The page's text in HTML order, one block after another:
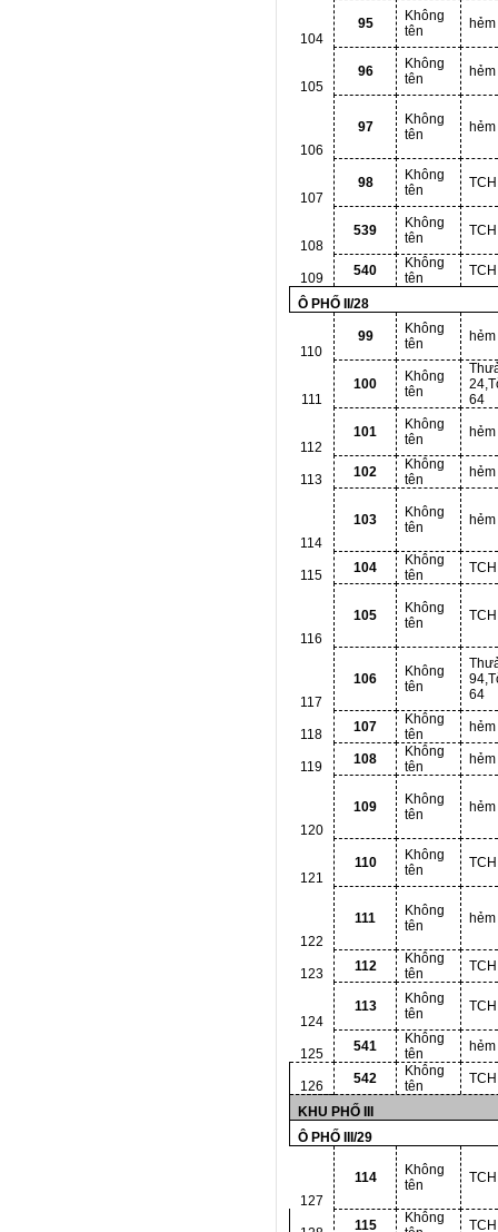
104
95
Không
tên
105
96
Không
tên
106
97
Không
tên
107
98
Không
tên
108
539
Không
tên
109 540
Không
tên
Ô PHỐ II/28
110
99
Không
tên
111
100
Không
tên
64
112
101
Không
tên
113 102
Không
tên
114
103
Không
tên
115 104
Không
tên
116
105
Không
tên
117
106
Không
tên
64
118 107
Không
tên
119 108
Không
tên
120
109
Không
tên
121
110
Không
tên
122
111
Không
tên
123 112
Không
tên
124
113
Không
tên
125 541
Không
tên
126 542
Không
tên
KHU PHỐ III
Ô PHỐ III/29
127
114
Không
tên
115
Không